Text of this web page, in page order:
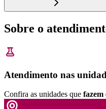
Sobre o
Atendimento nas
Confira as unidades que fazem